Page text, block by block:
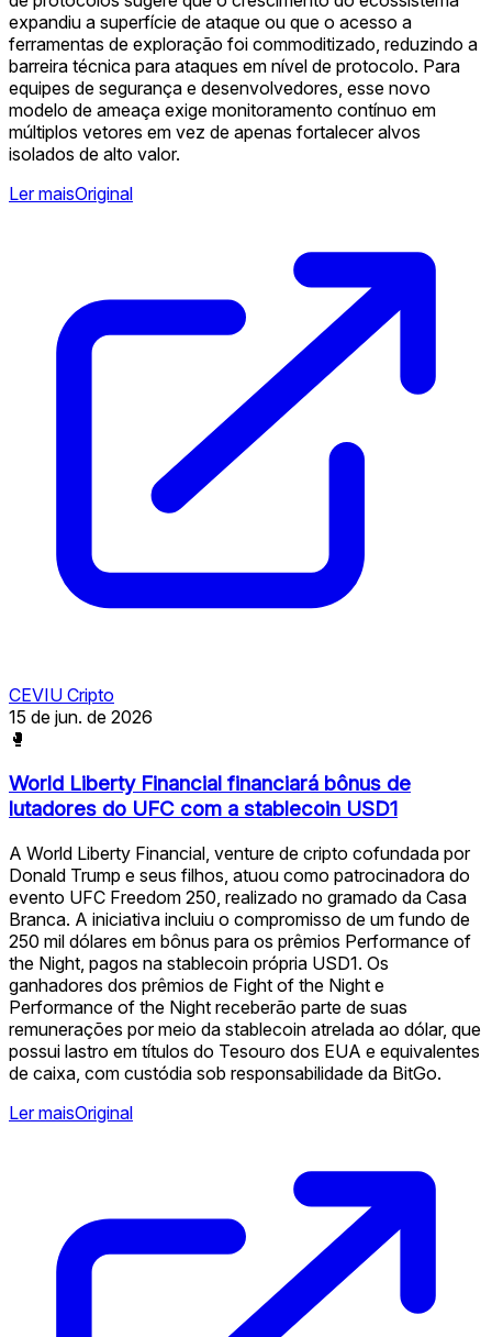
expandiu a superfície de ataque ou que o acesso a
ferramentas de exploração foi commoditizado, reduzindo a
barreira técnica para ataques em nível de protocolo. Para
equipes de segurança e desenvolvedores, esse novo
modelo de ameaça exige monitoramento contínuo em
múltiplos vetores em vez de apenas fortalecer alvos
isolados de alto valor.
Ler maisOriginal
CEVIU Cripto
15 de jun. de 2026
🥊
World Liberty Financial financiará bônus de
lutadores do UFC com a stablecoin USD1
A World Liberty Financial, venture de cripto cofundada por
Donald Trump e seus filhos, atuou como patrocinadora do
evento UFC Freedom 250, realizado no gramado da Casa
Branca. A iniciativa incluiu o compromisso de um fundo de
250 mil dólares em bônus para os prêmios Performance of
the Night, pagos na stablecoin própria USD1. Os
ganhadores dos prêmios de Fight of the Night e
Performance of the Night receberão parte de suas
remunerações por meio da stablecoin atrelada ao dólar, que
possui lastro em títulos do Tesouro dos EUA e equivalentes
de caixa, com custódia sob responsabilidade da BitGo.
Ler maisOriginal